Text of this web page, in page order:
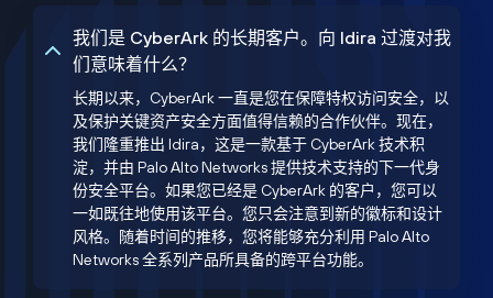
我们是 CyberArk 的长期客户。向 Idira 过渡对我
们意味着什么？
长期以来，CyberArk 一直是您在保障特权访问安全，以
及保护关键资产安全方面值得信赖的合作伙伴。现在，
我们隆重推出 Idira，这是一款基于 CyberArk 技术积
淀，并由 Palo Alto Networks 提供技术支持的下一代身
份安全平台。如果您已经是 CyberArk 的客户，您可以
一如既往地使用该平台。您只会注意到新的徽标和设计
风格。随着时间的推移，您将能够充分利用 Palo Alto
Networks 全系列产品所具备的跨平台功能。